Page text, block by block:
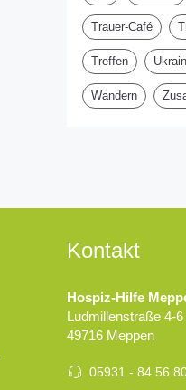
Trauer-Café
Treffen
Wandern
Kontakt
Hospiz-Hilfe
Ludmillenstraße 4-6
49716 Meppen
05931 - 84 56